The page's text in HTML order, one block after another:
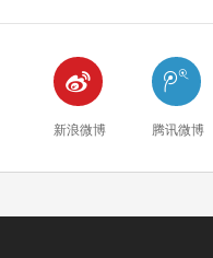

新浪微博

腾讯微博